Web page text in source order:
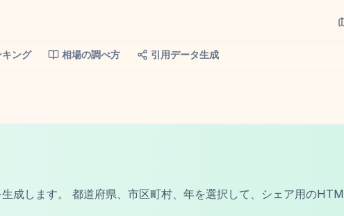
ング 相場の調べ方 引用データ生成
成します。 都道府県、市区町村、年を選択して、シェア用の